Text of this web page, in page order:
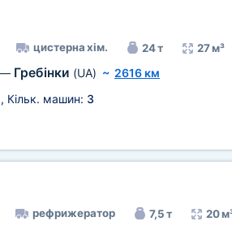
цистерна хім. 24 т 27 м³
— Гребінки (UA) ~ 2616 км
, Кільк. машин: 3
рефрижератор 7,5 т 20